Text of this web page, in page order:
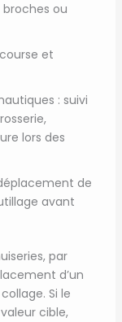
ou
et
: suivi
lors des
de
avant
par
d’un
Si le
cible,